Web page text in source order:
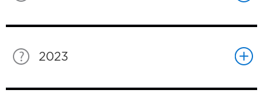
2023